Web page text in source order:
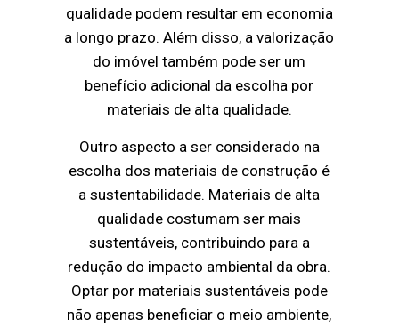
qualidade podem resultar em economia
a longo prazo. Além disso, a valorização
do imóvel também pode ser um
benefício adicional da escolha por
materiais de alta qualidade.
Outro aspecto a ser considerado na
escolha dos materiais de construção é
a sustentabilidade. Materiais de alta
qualidade costumam ser mais
sustentáveis, contribuindo para a
redução do impacto ambiental da obra.
Optar por materiais sustentáveis pode
não apenas beneficiar o meio ambiente,